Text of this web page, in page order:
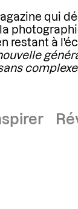
qui
restant à
complexe